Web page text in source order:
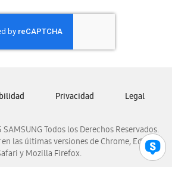
Samsung Honduras
Samsung Nicaragua
Samsung Panamá
Samsung Venezuela
Todos los Derechos Reservados.
las últimas versiones de Chrome, Edge,
y Mozilla Firefox.
Privacidad Legal